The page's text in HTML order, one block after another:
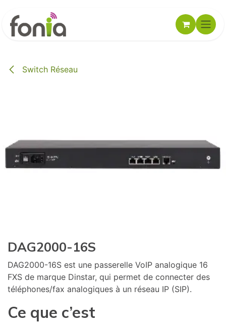
Switch Réseau
DAG2000-16S
DAG2000-16S est une passerelle VoIP analogique 16
FXS de marque Dinstar, qui permet de connecter des
téléphones/fax analogiques à un réseau IP (SIP).
Ce que c’est